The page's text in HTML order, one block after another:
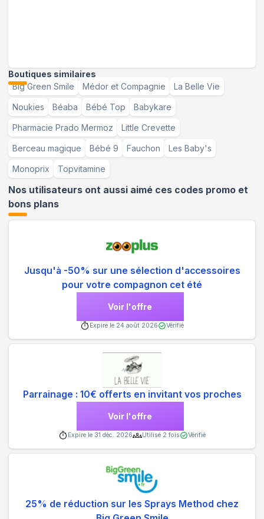
Boutiques similaires
Big Green Smile
Médor et Compagnie La Belle Vie
Noukies Béaba Bébé Top Babykare
Pharmacie Prado Mermoz Little Crevette
Berceau magique Bébé 9 Fauchon Les Baby's
Monoprix Topvitamine
Nos utilisateurs ont aussi aimé ces codes promo et
bons plans
Jusqu'à -50% sur une sélection d'accessoires
pour votre compagnon cet été
Voir l'offre
Expire le 24 août 2026 Vérifié
Parrainage : 10€ offerts en invitant vos proches
Voir l'offre
Expire le 31 déc. 2026 Utilisé 2 fois Vérifié
25% de réduction sur les Sprays Method chez